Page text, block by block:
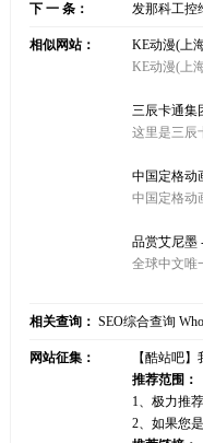
下 一 条： 发那科工控
相似网站： KE动漫(上
KE动漫(上
三辰卡通集
这里是三辰
中国定格动
中国定格动
品赏艾尼墨
全球中文唯
相关查询： SEO综合查询
网站征集：
【酷站吧
推荐范围：
1、极力推
2、如果您